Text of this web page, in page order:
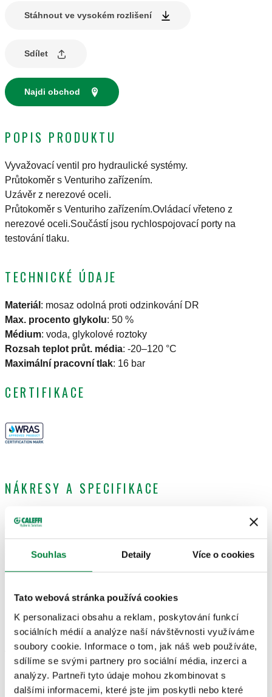
Souhlas Detaily Více o cookies
Tato webová stránka používá cookies
K personalizaci obsahu a reklam, poskytování funkcí
sociálních médií a analýze naší návštěvnosti využíváme
soubory cookie. Informace o tom, jak náš web používáte,
sdílíme se svými partnery pro sociální média, inzerci a
analýzy. Partneři tyto údaje mohou zkombinovat s
dalšími informacemi, které jste jim poskytli nebo které
Stáhnout ve vysokém rozlišení
Sdílet
Najdi obchod
POPIS PRODUKTU
Vyvažovací ventil pro hydraulické systémy.
Průtokoměr s Venturiho zařízením.
Uzávěr z nerezové oceli.
Průtokoměr s Venturiho zařízením.Ovládací vřeteno z
nerezové oceli.Součástí jsou rychlospojovací porty na
testování tlaku.
TECHNICKÉ ÚDAJE
Materiál : mosaz odolná proti odzinkování DR
Max. procento glykolu: 50 %
Médium: voda, glykolové roztoky
Rozsah teplot průt. média: -20–120 °C
Maximální pracovní tlak: 16 bar
CERTIFIKACE
NÁKRESY A SPECIFIKACE
Číslo dílu
130401 G 1/2" (ISO 228-1) F Lowflow
Text výběrového řízení Zobrazit Zkopírujte
CALEFFI, 130401. Vyvažovací ventil pro hydraulické